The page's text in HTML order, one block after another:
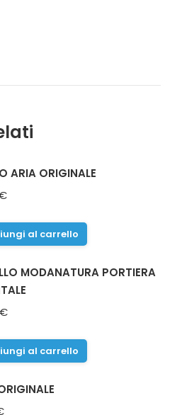
ARIA ORIGINALE
al carrello
MODANATURA PORTIERA
€
al carrello